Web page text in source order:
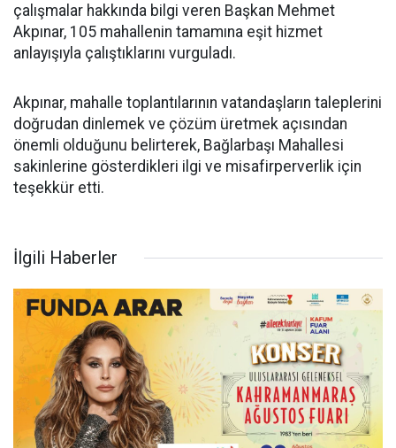
çalışmalar hakkında bilgi veren Başkan Mehmet
Akpınar, 105 mahallenin tamamına eşit hizmet
anlayışıyla çalıştıklarını vurguladı.
Akpınar, mahalle toplantılarının vatandaşların taleplerini
doğrudan dinlemek ve çözüm üretmek açısından
önemli olduğunu belirterek, Bağlarbaşı Mahallesi
sakinlerine gösterdikleri ilgi ve misafirperverlik için
teşekkür etti.
İlgili Haberler